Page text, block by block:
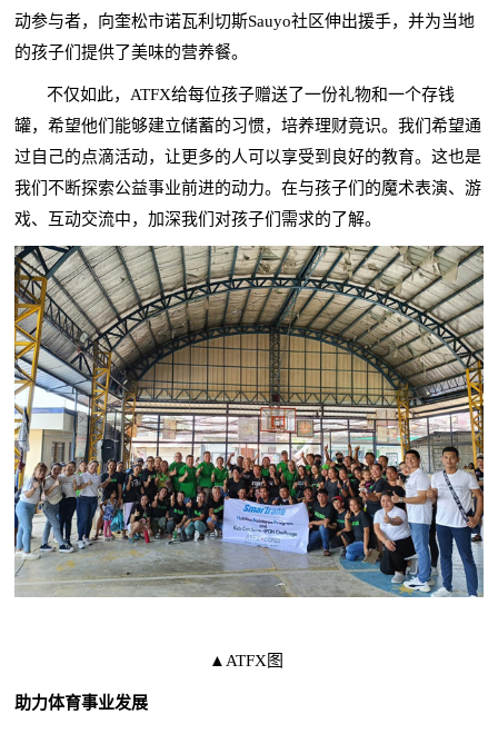
动参与者，向奎松市诺瓦利切斯Sauyo社区伸出援手，并为当地
的孩子们提供了美味的营养餐。
不仅如此，ATFX给每位孩子赠送了一份礼物和一个存钱
罐，希望他们能够建立储蓄的习惯，培养理财竟识。我们希望通
过自己的点滴活动，让更多的人可以享受到良好的教育。这也是
我们不断探索公益事业前进的动力。在与孩子们的魔术表演、游
戏、互动交流中，加深我们对孩子们需求的了解。
▲ATFX图
助力体育事业发展